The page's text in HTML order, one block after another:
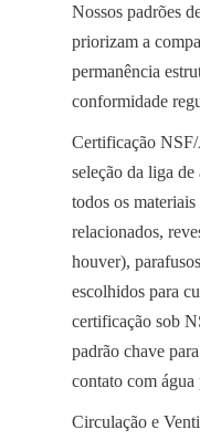
Nossos padrões
priorizam a
permanência
conformidade
Certificação
seleção da liga
todos os
relacionados,
houver),
escolhidos para
certificação sob
padrão chave
contato com água
Circulação e